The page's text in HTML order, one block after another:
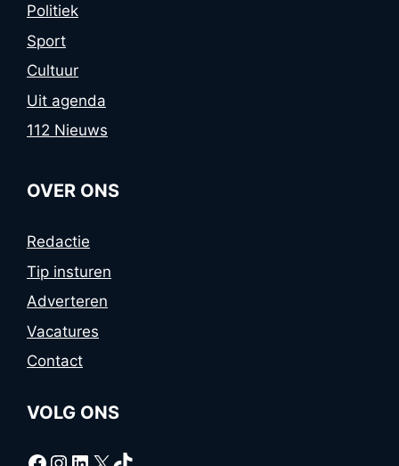
Politiek
Sport
Cultuur
Uit agenda
112 Nieuws
OVER ONS
Redactie
Tip insturen
Adverteren
Vacatures
Contact
VOLG ONS